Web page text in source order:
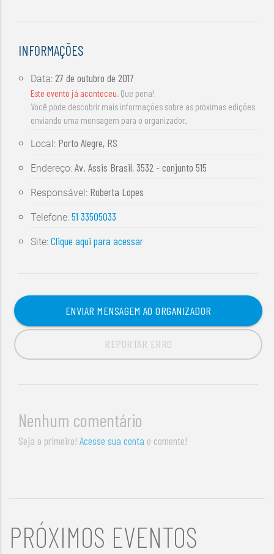
INFORMAÇÕES
Data:27 de outubro de 2017
Este evento já aconteceu. Que pena!
Você pode descobrir mais informações sobre as próximas edições
enviando uma mensagem para o organizador.
Local: Porto Alegre, RS
Endereço:Av. Assis Brasil, 3532 - conjunto 515
Responsável: Roberta Lopes
Telefone:51 33505033
Site:Clique aqui para acessar
ENVIAR MENSAGEM AO ORGANIZADOR
REPORTAR ERRO
Nenhum comentário
Seja o primeiro!Acesse sua conta e comente!
PRÓXIMOS EVENTOS